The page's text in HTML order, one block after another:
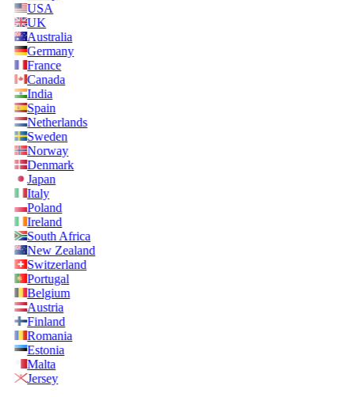
USA
UK
Australia
Germany
France
Canada
India
Spain
Netherlands
Sweden
Norway
Denmark
Japan
Italy
Poland
Ireland
South Africa
New Zealand
Switzerland
Portugal
Belgium
Austria
Finland
Romania
Estonia
Malta
Jersey